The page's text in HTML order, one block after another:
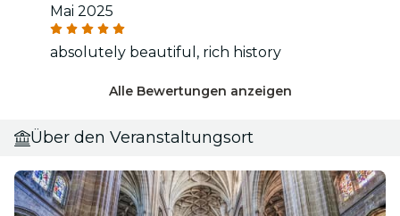
Mai 2025
absolutely beautiful, rich history
Alle Bewertungen anzeigen
Über den Veranstaltungsort